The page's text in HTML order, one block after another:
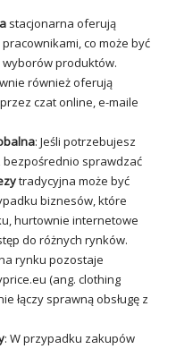
stacjonarna oferują
co może być
produktów.
również oferują
czat online, e-maile
: Jeśli potrzebujesz
bezpośrednio sprawdzać
tradycyjna może być
biznesów, które
hurtownie internetowe
do różnych rynków.
rynku pozostaje
(ang. clothing
łączy sprawną obsługę z
: W przypadku zakupów